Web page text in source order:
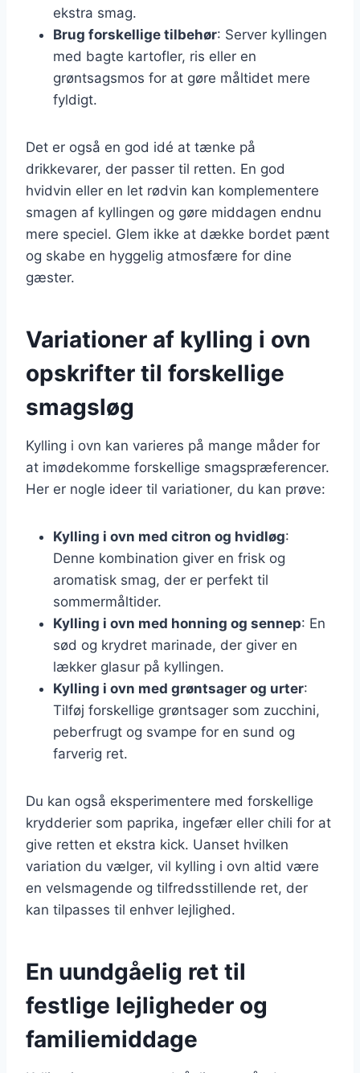
ekstra smag.
Brug forskellige tilbehør: Server kyllingen
med bagte kartofler, ris eller en
grøntsagsmos for at gøre måltidet mere
fyldigt.
Det er også en god idé at tænke på
drikkevarer, der passer til retten. En god
hvidvin eller en let rødvin kan komplementere
smagen af kyllingen og gøre middagen endnu
mere speciel. Glem ikke at dække bordet pænt
og skabe en hyggelig atmosfære for dine
gæster.
Variationer af kylling i ovn
opskrifter til forskellige
smagsløg
Kylling i ovn kan varieres på mange måder for
at imødekomme forskellige smagspræferencer.
Her er nogle ideer til variationer, du kan prøve:
Kylling i ovn med citron og hvidløg:
Denne kombination giver en frisk og
aromatisk smag, der er perfekt til
sommermåltider.
Kylling i ovn med honning og sennep: En
sød og krydret marinade, der giver en
lækker glasur på kyllingen.
Kylling i ovn med grøntsager og urter:
Tilføj forskellige grøntsager som zucchini,
peberfrugt og svampe for en sund og
farverig ret.
Du kan også eksperimentere med forskellige
krydderier som paprika, ingefær eller chili for at
give retten et ekstra kick. Uanset hvilken
variation du vælger, vil kylling i ovn altid være
en velsmagende og tilfredsstillende ret, der
kan tilpasses til enhver lejlighed.
En uundgåelig ret til
festlige lejligheder og
familiemiddage